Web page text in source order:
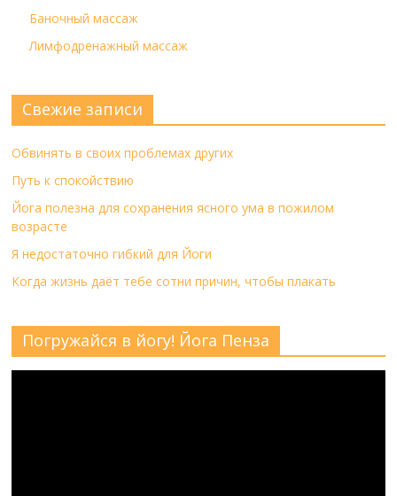
Баночный массаж
Лимфодренажный массаж
Свежие записи
Обвинять в своих проблемах других
Путь к спокойствию
Йога полезна для сохранения ясного ума в пожилом
возрасте
Я недостаточно гибкий для Йоги
Когда жизнь даёт тебе сотни причин, чтобы плакать
Погружайся в йогу! Йога Пенза